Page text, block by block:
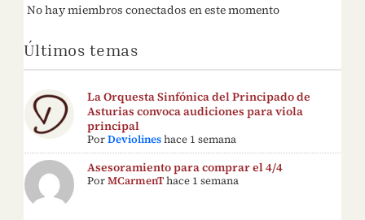
No hay miembros conectados en este momento
Últimos temas
La Orquesta Sinfónica del Principado de
Asturias convoca audiciones para viola
principal
PorDeviolines hace 1 semana
Asesoramiento para comprar el 4/4
PorMCarmenThace 1 semana